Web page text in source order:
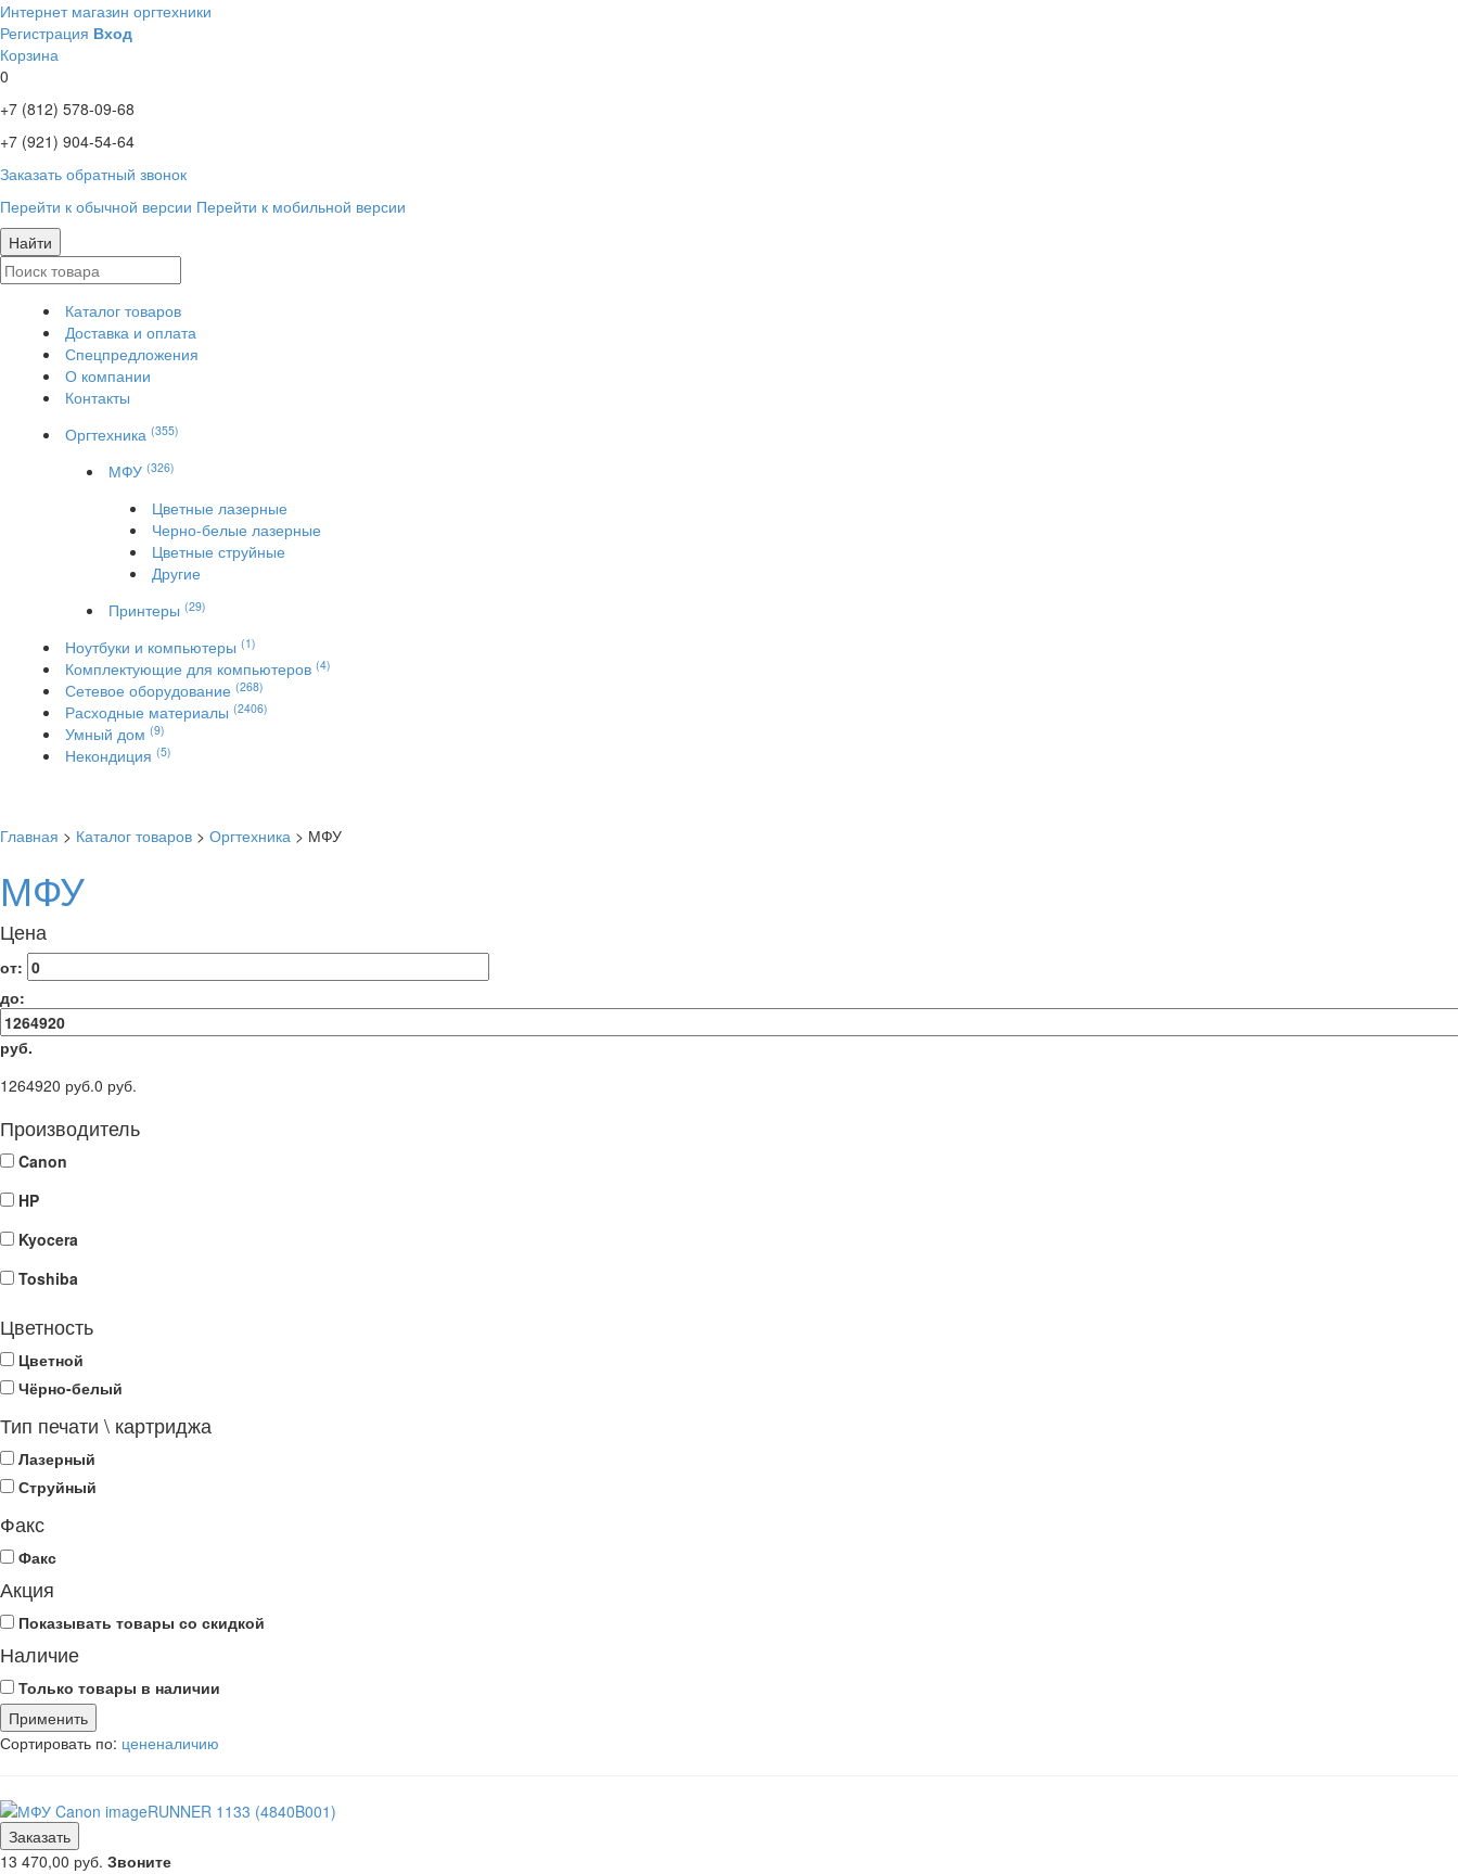
Интернет магазин оргтехники
Регистрация Вход
Корзина
0
+7 (812) 578-09-68
+7 (921) 904-54-64
Заказать обратный звонок
Перейти к обычной версии Перейти к мобильной версии
Найти
Каталог товаров
Доставка и оплата
Спецпредложения
О компании
Контакты
Оргтехника (355)
МФУ (326)
Цветные лазерные
Черно-белые лазерные
Цветные струйные
Другие
Принтеры (29)
Ноутбуки и компьютеры (1)
Комплектующие для компьютеров (4)
Сетевое оборудование (268)
Расходные материалы (2406)
Умный дом (9)
Некондиция (5)
Главная > Каталог товаров > Оргтехника > МФУ
МФУ
Цена
от:
до:
руб.
1264920 руб.0 руб.
Производитель
Canon
HP
Kyocera
Toshiba
Цветность
Цветной
Чёрно-белый
Тип печати \ картриджа
Лазерный
Струйный
Факс
Факс
Акция
Показывать товары со скидкой
Наличие
Только товары в наличии
Сортировать по: цененаличию
Заказать
13 470,00 руб. Звоните